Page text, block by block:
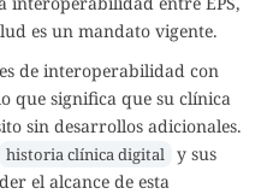
es un mandato vigente.
de interoperabilidad con
que significa que su clínica
sin desarrollos adicionales.
historia clínica digital y sus
el alcance de esta